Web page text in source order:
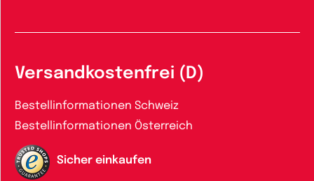
Versandkostenfrei (D)
Bestellinformationen Schweiz
Bestellinformationen Österreich
Sicher einkaufen